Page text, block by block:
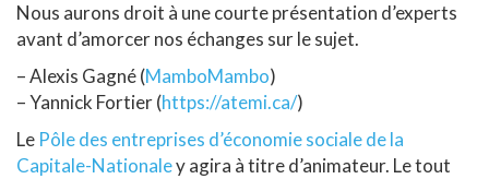
Nous aurons droit à une courte présentation d’experts
avant d’amorcer nos échanges sur le sujet.
– Alexis Gagné (MamboMambo)
– Yannick Fortier (https://atemi.ca/)
Le Pôle des entreprises d’économie sociale de la
Capitale-Nationaley agira à titre d’animateur. Le tout